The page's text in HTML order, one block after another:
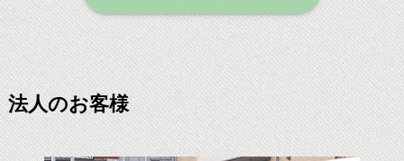
法人のお客様